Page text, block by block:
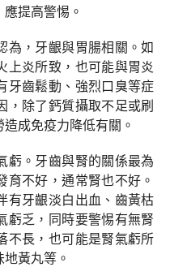
提高警惕。
為，牙齦與胃腸相關。如
上炎所致，也可能與胃炎
牙齒鬆動、強烈口臭等症
，除了鈣質攝取不足或刷
成免疫力降低有關。
虧。牙齒與腎的關係最為
育不好，通常腎也不好。
有牙齦淡白出血、齒黃枯
虧乏，同時要警惕有無腎
不長，也可能是腎氣虧所
黃丸等。